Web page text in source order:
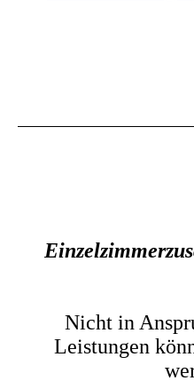
Nicht in
Leistungen